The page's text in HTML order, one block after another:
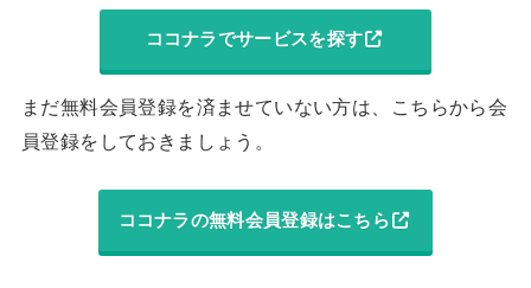
ココナラでサービスを探す
まだ無料会員登録を済ませていない方は、こちらから会
員登録をしておきましょう。
ココナラの無料会員登録はこちら